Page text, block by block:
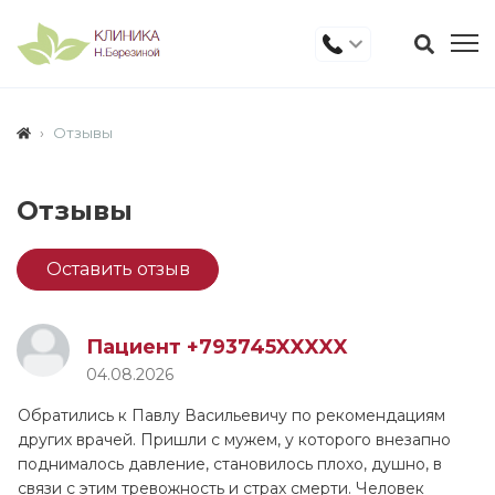
Отзывы
Отзывы
Оставить отзыв
Пациент +793745XXXXX
04.08.2026
Обратились к Павлу Васильевичу по рекомендациям
других врачей. Пришли с мужем, у которого внезапно
поднималось давление, становилось плохо, душно, в
связи с этим тревожность и страх смерти. Человек